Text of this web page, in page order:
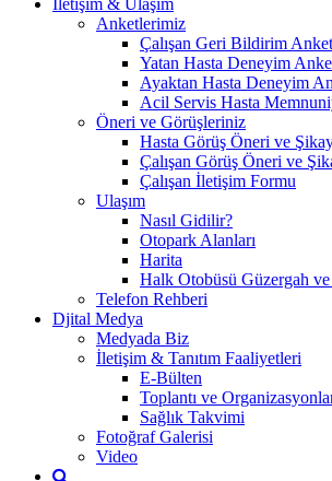
Anketlerimiz
Çalışan Geri Bildirim
Yatan Hasta Deneyim
Ayaktan Hasta Deneyim
Acil Servis Hasta
Öneri ve Görüşleriniz
Hasta Görüş Öneri ve
Çalışan Görüş Öneri ve
Çalışan İletişim Formu
Ulaşım
Nasıl Gidilir?
Otopark Alanları
Harita
Halk Otobüsü Güzergah
Telefon Rehberi
Djital Medya
Medyada Biz
İletişim & Tanıtım Faaliyetleri
E-Bülten
Toplantı ve
Sağlık Takvimi
Fotoğraf Galerisi
Video